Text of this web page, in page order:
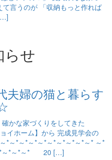
言うのが 「収納もっと作れば
せ
夫婦の猫と暮らす
かな家づくりをしてきた
イホーム】から 完成見学会の
*～*～*～*～*～*～*～*～*～* ～*
*～*～*～* 20 […]